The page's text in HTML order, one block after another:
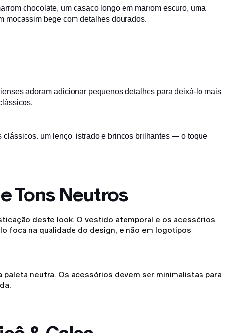
chocolate, um casaco longo em marrom escuro, uma
mocassim bege com detalhes dourados.
adoram adicionar pequenos detalhes para deixá-lo mais
clássicos, um lenço listrado e brincos brilhantes — o toque
Tons Neutros
deste look. O vestido atemporal e os acessórios
foca na qualidade do design, e não em logotipos
neutra. Os acessórios devem ser minimalistas para